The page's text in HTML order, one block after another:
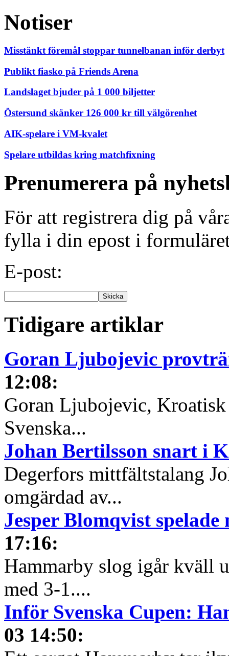
Notiser
Misstänkt föremål stoppar tunnelbanan inför derbyt
Publikt fiasko på Friends Arena
Landslaget bjuder på 1 000 biljetter
Östersund skänker 126 000 kr till välgörenhet
AIK-spelare i VM-kvalet
Spelare utbildas kring matchfixning
Prenumerera på
För att registrera dig på
fylla i din epost i
E-post:
Tidigare artiklar
Goran Ljubojevic
12:08:
Goran Ljubojevic,
Svenska...
Johan Bertilsson snart i
Degerfors mittfältstalang
omgärdad av...
Jesper Blomqvist
17:16:
Hammarby slog igår kväll
med 3-1....
Inför Svenska Cupen:
03 14:50: